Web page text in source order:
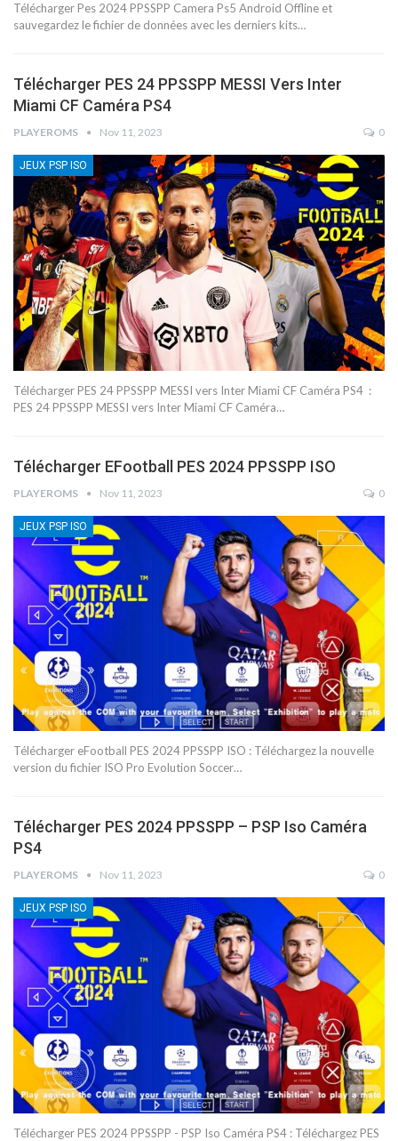
Télécharger Pes 2024 PPSSPP Camera Ps5 Android Offline et
sauvegardez le fichier de données avec les derniers kits…
Télécharger PES 24 PPSSPP MESSI Vers Inter
Miami CF Caméra PS4
PLAYEROMS Nov 11, 2023 0
JEUX PSP ISO
Télécharger PES 24 PPSSPP MESSI vers Inter Miami CF Caméra PS4 :
PES 24 PPSSPP MESSI vers Inter Miami CF Caméra…
Télécharger EFootball PES 2024 PPSSPP ISO
PLAYEROMS Nov 11, 2023 0
JEUX PSP ISO
Télécharger eFootball PES 2024 PPSSPP ISO : Téléchargez la nouvelle
version du fichier ISO Pro Evolution Soccer…
Télécharger PES 2024 PPSSPP – PSP Iso Caméra
PS4
PLAYEROMS Nov 11, 2023 0
JEUX PSP ISO
Télécharger PES 2024 PPSSPP - PSP Iso Caméra PS4 : Téléchargez PES